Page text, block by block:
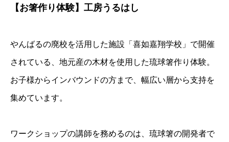
【お箸作り体験】工房うるはし
やんばるの廃校を活用した施設「喜如嘉翔学校」で開催
されている、地元産の木材を使用した琉球箸作り体験。
お子様からインバウンドの方まで、幅広い層から支持を
集めています。
ワークショップの講師を務めるのは、琉球箸の開発者で